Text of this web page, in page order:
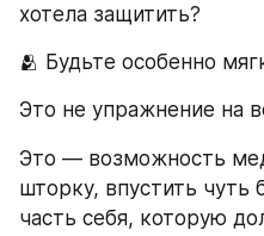
хотела защитить?
🫂 Будьте особенно
Это не упражнение на
Это — возможность
шторку, впустить чуть
часть себя, которую